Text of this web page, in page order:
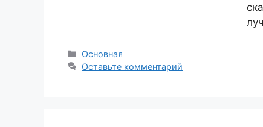
Рубрики
Основная
Оставьте комментарий